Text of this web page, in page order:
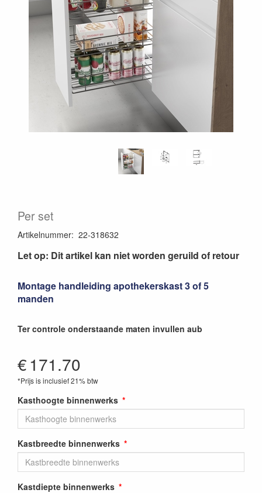
Per set
Artikelnummer: 22-318632
Let op: Dit artikel kan niet worden geruild of retour
Montage handleiding apothekerskast 3 of 5
manden
Ter controle onderstaande maten invullen aub
€171.70
*Prijs is inclusief 21% btw
Kasthoogte binnenwerks
Kastbreedte binnenwerks
Kastdiepte binnenwerks